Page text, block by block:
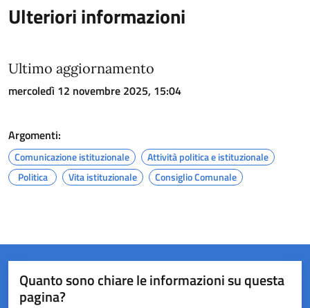
Ulteriori informazioni
Ultimo aggiornamento
mercoledì 12 novembre 2025, 15:04
Argomenti:
Comunicazione istituzionale
Attività politica e istituzionale
Politica
Vita istituzionale Consiglio Comunale
Quanto sono chiare le informazioni su questa
pagina?